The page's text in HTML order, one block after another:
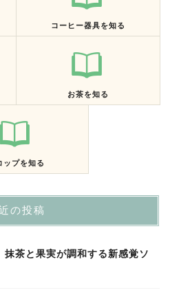
コーヒー器具を知る
お茶を知る
ップを知る
の投稿
抹茶と果実が調和する新感覚ソ